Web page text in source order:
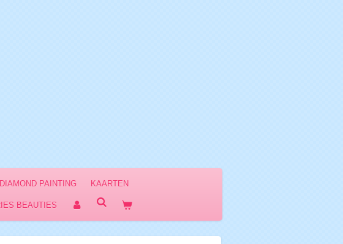
DIAMOND PAINTING KAARTEN
BEAUTIES